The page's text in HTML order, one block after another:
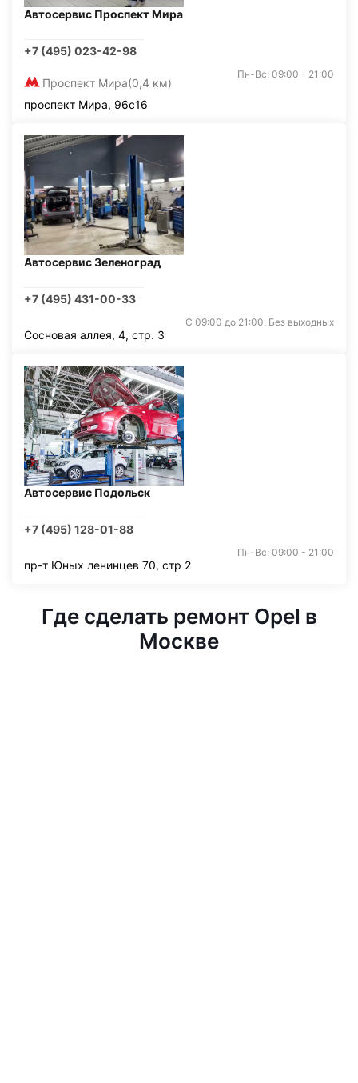
Автосервис Проспект Мира
+7 (495) 023-42-98
Проспект Мира(0,4 км)
Пн-Вс: 09:00 - 21:00
проспект Мира, 96с16
Автосервис Зеленоград
+7 (495) 431-00-33
С 09:00 до 21:00. Без выходных
Сосновая аллея, 4, стр. 3
Автосервис Подольск
+7 (495) 128-01-88
Пн-Вс: 09:00 - 21:00
пр-т Юных ленинцев 70, стр 2
Где сделать ремонт Opel в
Москве